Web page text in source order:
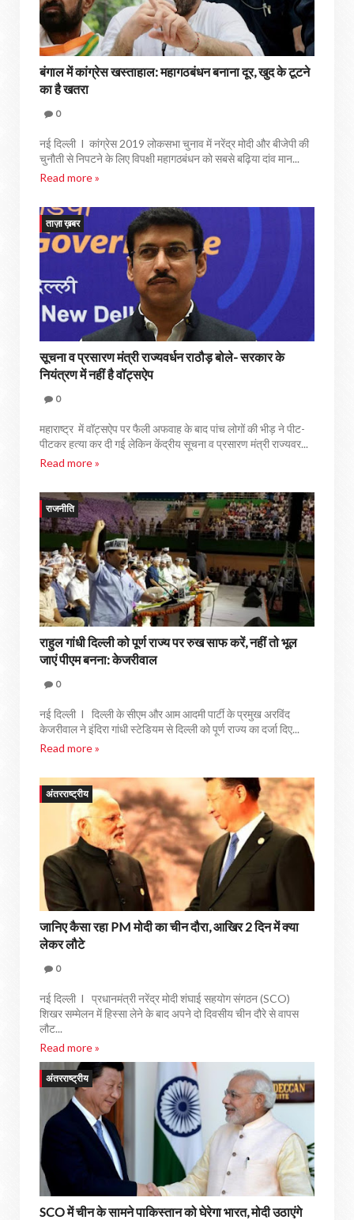
बंगाल में कांग्रेस खस्ताहाल: महागठबंधन बनाना दूर, खुद के टूटने
का है खतरा
0
नई दिल्ली I कांग्रेस 2019 लोकसभा चुनाव में नरेंद्र मोदी और बीजेपी की
चुनौती से निपटने के लिए विपक्षी महागठबंधन को सबसे बढ़िया दांव मान...
Read more »
ताज़ा ख़बर
सूचना व प्रसारण मंत्री राज्‍यवर्धन राठौड़ बोले- सरकार के
नियंत्रण में नहीं है वॉट्सऐप
0
महाराष्‍ट्र में वॉट्सऐप पर फैली अफवाह के बाद पांच लोगों की भीड़ ने पीट-
पीटकर हत्‍या कर दी गई लेकिन केंद्रीय सूचना व प्रसारण मंत्री राज्‍यवर...
Read more »
राजनीति
राहुल गांधी दिल्ली को पूर्ण राज्य पर रुख साफ करें, नहीं तो भूल
जाएं पीएम बनना: केजरीवाल
0
नई दिल्ली I दिल्ली के सीएम और आम आदमी पार्टी के प्रमुख अरविंद
केजरीवाल ने इंदिरा गांधी स्टेडियम से दिल्ली को पूर्ण राज्य का दर्जा दिए...
Read more »
अंतरराष्ट्रीय
जानिए कैसा रहा PM मोदी का चीन दौरा, आखिर 2 दिन में क्या
लेकर लौटे
0
नई दिल्ली I प्रधानमंत्री नरेंद्र मोदी शंघाई सहयोग संगठन (SCO)
शिखर सम्मेलन में हिस्सा लेने के बाद अपने दो दिवसीय चीन दौरे से वापस
लौट...
Read more »
अंतरराष्ट्रीय
SCO में चीन के सामने पाकिस्तान को घेरेगा भारत, मोदी उठाएंगे